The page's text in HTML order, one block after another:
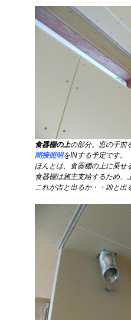
食器棚の上の部分。窓の手前
間接照明をINする予定です。
ほんとは、食器棚の上に乗せ
食器棚は施主支給するため、
これが吉と出るか・・凶と出